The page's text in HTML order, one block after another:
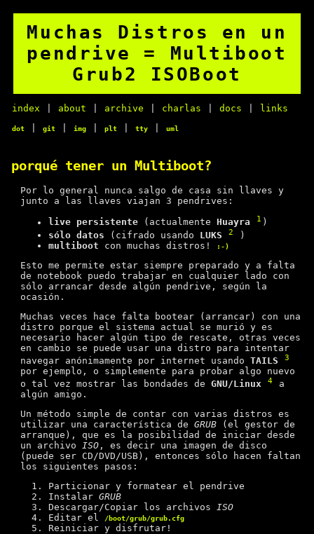
Muchas Distros en un
pendrive = Multiboot
Grub2 ISOBoot
index about archive charlas docs links
dot git img plt tty uml
porqué tener un Multiboot?
Por lo general nunca salgo de casa sin llaves y
junto a las llaves viajan 3 pendrives:
live persistente(actualmente Huayra 1 )
sólo datos (cifrado usando LUKS 2
)
multiboot con muchas distros! :-)
Esto me permite estar siempre preparado y a falta
de notebook puedo trabajar en cualquier lado con
sólo arrancar desde algún pendrive, según la
ocasión.
Muchas veces hace falta bootear (arrancar) con una
distro porque el sistema actual se murió y es
necesario hacer algún tipo de rescate, otras veces
en cambio se puede usar una distro para intentar
navegar anónimamente por internet usando TAILS 3
por ejemplo, o simplemente para probar algo nuevo
o tal vez mostrar las bondades de GNU/Linux 4
a
algún amigo.
Un método simple de contar con varias distros es
utilizar una característica de GRUB(el gestor de
arranque), que es la posibilidad de iniciar desde
un archivo
ISO, es decir una imagen de disco
(puede ser CD/DVD/USB), entonces sólo hacen faltan
los siguientes pasos:
Particionar y formatear el pendrive
Instalar GRUB
Descargar/Copiar los archivos
ISO
Editar el
/boot/grub/grub.cfg
Reiniciar y disfrutar!